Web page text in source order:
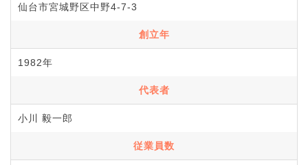
仙台市宮城野区中野4-7-3
創立年
1982年
代表者
小川 毅一郎
従業員数